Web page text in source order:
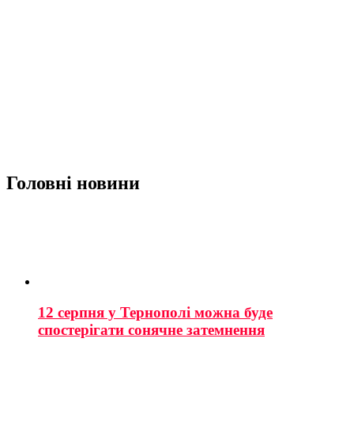
Головні новини
12 серпня у Тернополі можна буде
спостерігати сонячне затемнення